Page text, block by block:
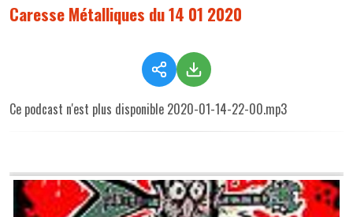
Caresse Métalliques du 14 01 2020
Ce podcast n'est plus disponible 2020-01-14-22-00.mp3